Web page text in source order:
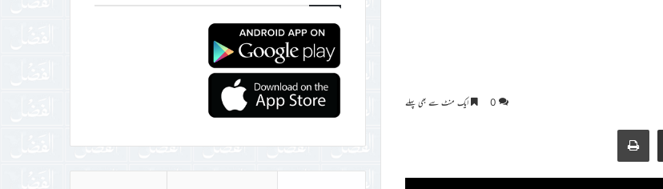
0 ایک منٹ سے بھی پہلے
Share via Email
Print